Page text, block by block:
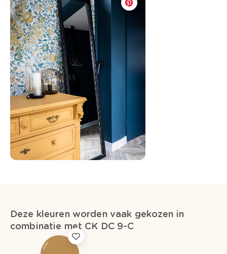
Deze kleuren worden vaak gekozen in
combinatie met CK DC 9-C